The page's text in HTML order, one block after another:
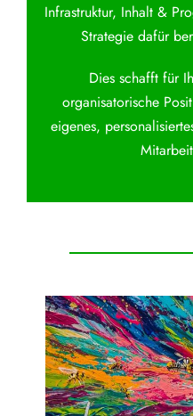
Infrastruktur, Inhalt &
Strategie dafür
Dies schafft für
organisatorische
eigenes,